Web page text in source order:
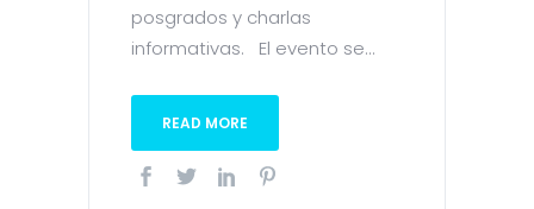
posgrados y charlas
informativas. El evento se...
READ MORE